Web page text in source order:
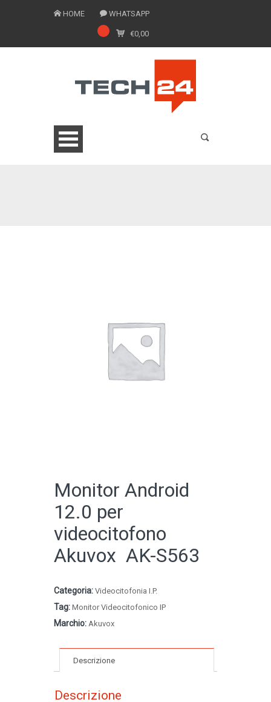
HOME WHATSAPP
€0,00
CATALOGO ONLINE
Monitor Android
12.0 per
videocitofono
Akuvox AK-S563
Categoria: Videocitofonia I.P.
Tag: Monitor Videocitofonico IP
Marchio: Akuvox
Descrizione
Descrizione